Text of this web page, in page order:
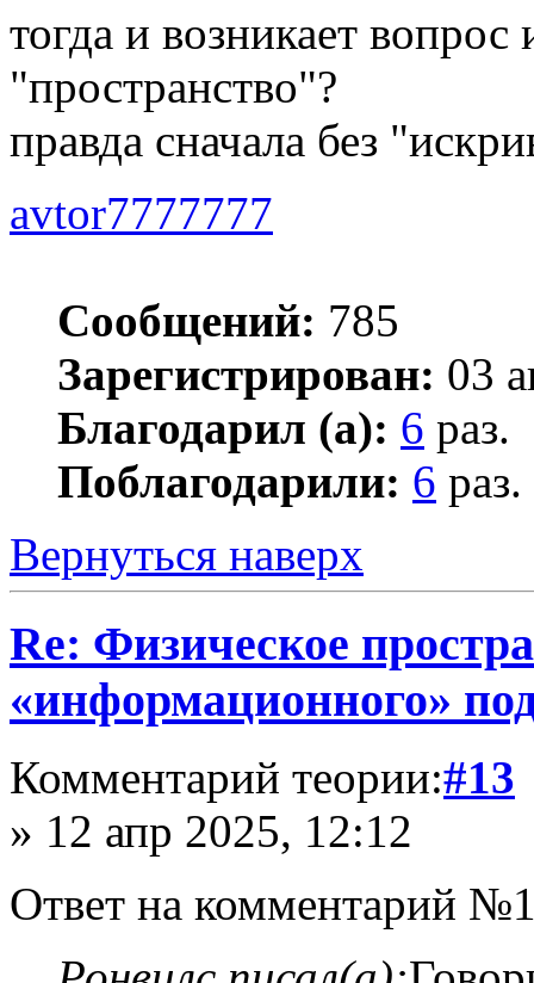
тогда и возникает вопрос
"пространство"?
правда сначала без
avtor7777777
Сообщений: 785
Зарегистрирован: 03
Благодарил (а): 6 раз.
Поблагодарили: 6 раз.
Вернуться наверх
Re: Физическое
«информационного»
Комментарий теории:#13
» 12 апр 2025, 12:12
Ответ на комментарий